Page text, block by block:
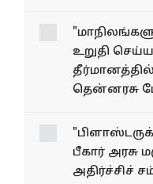
உறுதி
தென்னரசு
பீகார் அரசு
அதிர்ச்சிச்